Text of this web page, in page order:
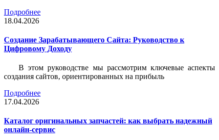
Подробнее
18.04.2026
Создание Зарабатывающего Сайта: Руководство к
Цифровому Доходу
В этом руководстве мы рассмотрим ключевые аспекты
создания сайтов, ориентированных на прибыль
Подробнее
17.04.2026
Каталог оригинальных запчастей: как выбрать надежный
онлайн-сервис